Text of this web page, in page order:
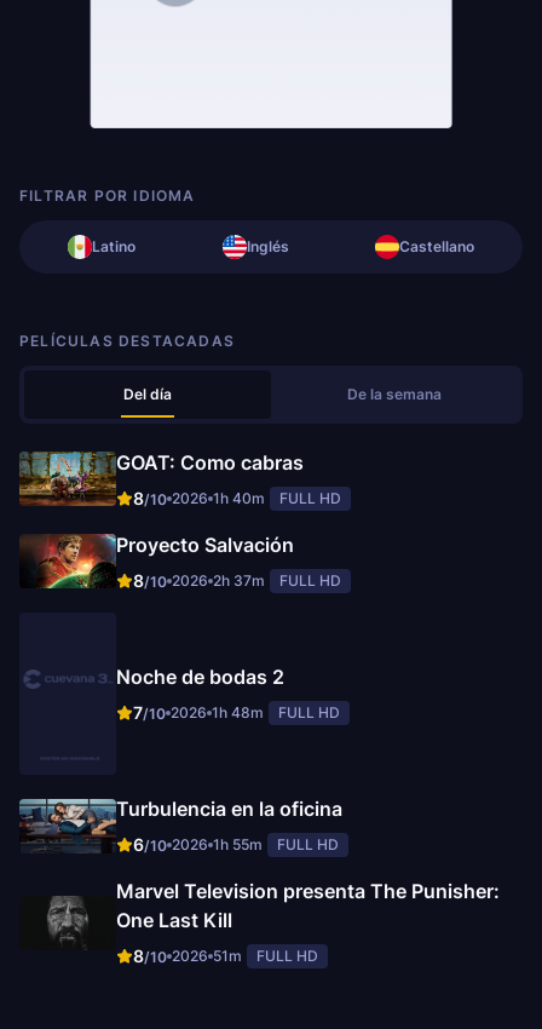
FILTRAR POR IDIOMA
Latino Inglés Castellano
PELÍCULAS DESTACADAS
Del día De la semana
GOAT: Como cabras
8/10 2026 1h 40m FULL HD
Proyecto Salvación
8/10 2026 2h 37m FULL HD
Noche de bodas 2
7/10 2026 1h 48m FULL HD
Turbulencia en la oficina
6/10 2026 1h 55m FULL HD
Marvel Television presenta The Punisher:
One Last Kill
8/10 2026 51m FULL HD